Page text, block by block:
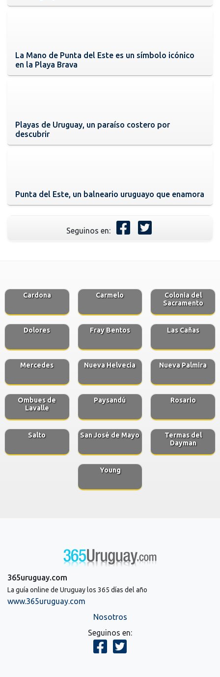
La Mano de Punta del Este es un símbolo icónico
en la Playa Brava
Playas de Uruguay, un paraíso costero por
descubrir
Punta del Este, un balneario uruguayo que enamora
Seguinos en:
Cardona Carmelo
Colonia del
Sacramento
Dolores Fray Bentos Las Cañas
Mercedes Nueva Helvecia Nueva Palmira
Ombues de
Lavalle
Paysandú Rosario
Salto San José de Mayo
Termas del
Dayman
Young
365uruguay.com
La guía online de Uruguay los 365 días del año
www.365uruguay.com
Nosotros
Seguinos en: